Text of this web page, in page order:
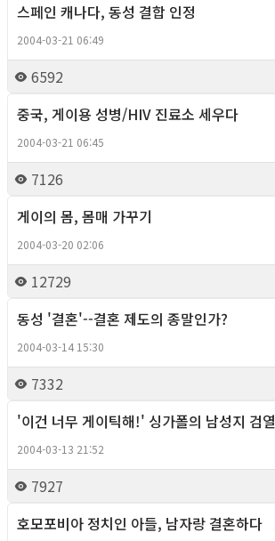
스페인 캐나다, 동성 결합 인정
2004-03-21 06:49
6592
중국, 게이용 성병/HIV 진료소 세우다
2004-03-21 06:45
7126
게이의 몸, 몸매 가꾸기
2004-03-20 02:06
12729
동성 '결혼'--결혼 제도의 종말인가?
2004-03-14 15:30
7332
'이건 너무 게이틱해!' 싱가폴의 남성지 검열
2004-03-13 21:52
7927
호모포비아 정치인 아들, 남자랑 결혼하다